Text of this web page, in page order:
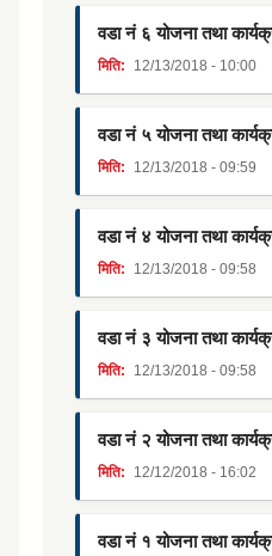
वडा नं ६ योजना तथा
मिति: 12/13/2018 - 10:00
वडा नं ५ योजना तथा
मिति: 12/13/2018 - 09:59
वडा नं ४ योजना तथा
मिति: 12/13/2018 - 09:58
वडा नं ३ योजना तथा
मिति: 12/13/2018 - 09:58
वडा नं २ योजना तथा
मिति: 12/12/2018 - 16:02
वडा नं १ योजना तथा